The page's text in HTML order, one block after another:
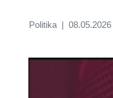
Politika | 08.05.2026